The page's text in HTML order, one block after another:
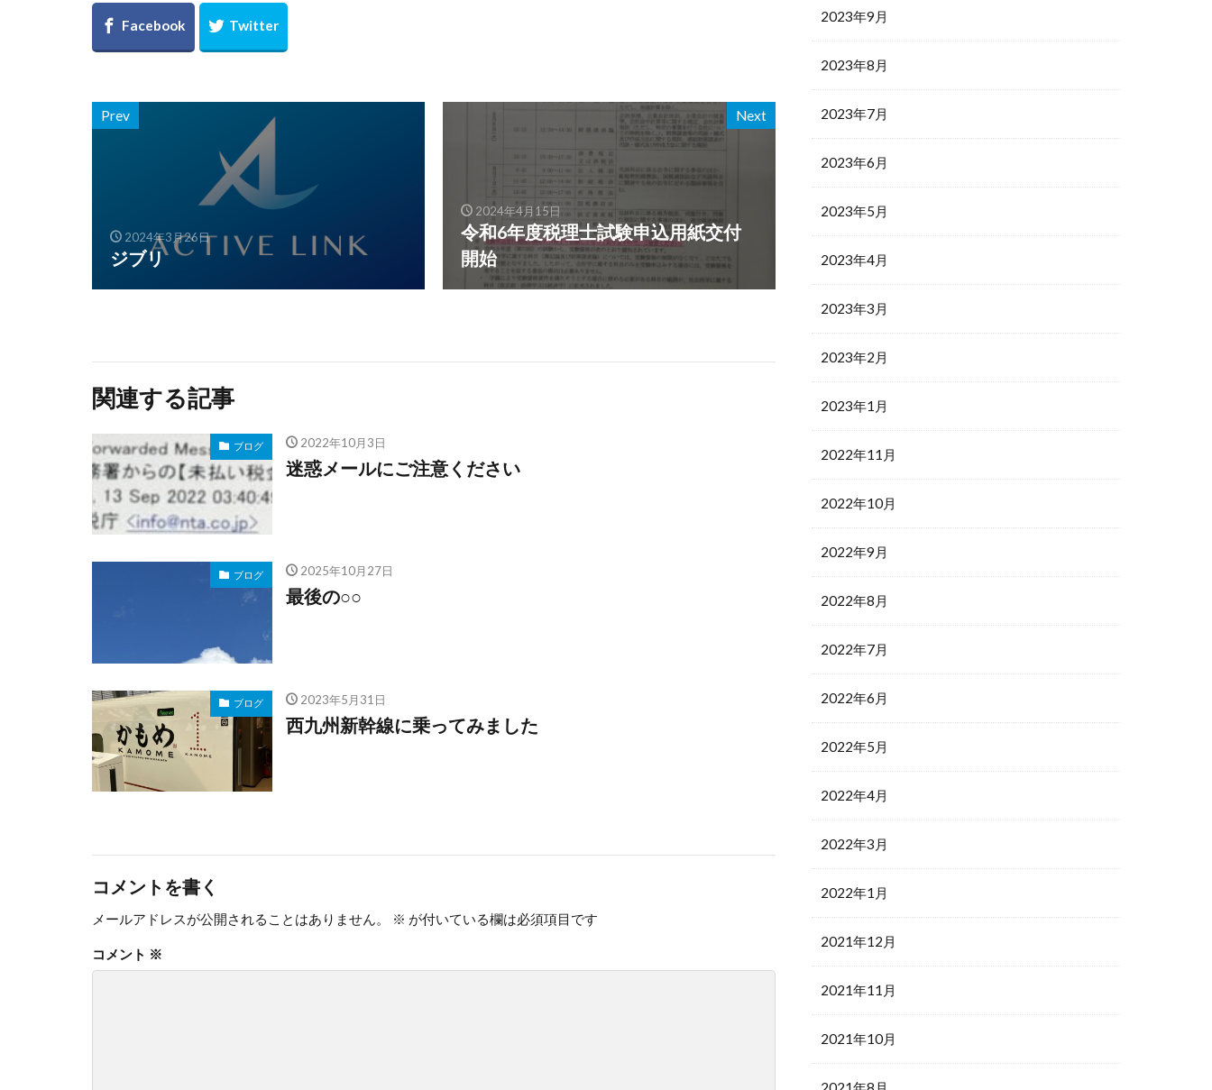
Prev
2024年3月26日
ジブリ
Next
2024年4月15日
令和6年度税理士試験申込用紙交付
開始
関連する記事
ブログ 2022年10月3日
迷惑メールにご注意ください
ブログ 2025年10月27日
最後の○○
ブログ 2023年5月31日
西九州新幹線に乗ってみました
コメントを書く
メールアドレスが公開されることはありません。 ※ が付いている欄は必須項目です
コメント ※
2023年9月
2023年8月
2023年7月
2023年6月
2023年5月
2023年4月
2023年3月
2023年2月
2023年1月
2022年11月
2022年10月
2022年9月
2022年8月
2022年7月
2022年6月
2022年5月
2022年4月
2022年3月
2022年1月
2021年12月
2021年11月
2021年10月